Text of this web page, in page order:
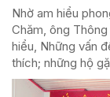
Nhờ am hiểu
Chăm, ông
hiểu, Những vấn
thích; những hộ